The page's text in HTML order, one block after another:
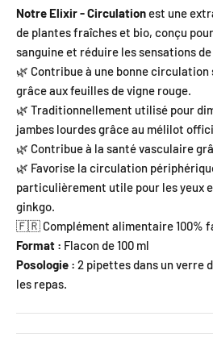
Notre Elixir - Circulationest une
de plantes fraîches et bio, conçu
sanguine et réduire les sensations
🌿 Contribue à une bonne circulation
grâce aux feuilles de vigne rouge.
🌿 Traditionnellement utilisé pour
jambes lourdes grâce au mélilot
🌿 Contribue à la santé vasculaire
🌿 Favorise la circulation
particulièrement utile pour les yeux
ginkgo.
🇫🇷 Complément alimentaire 100%
Format : Flacon de 100 ml
Posologie : 2 pipettes dans un verre
les repas.